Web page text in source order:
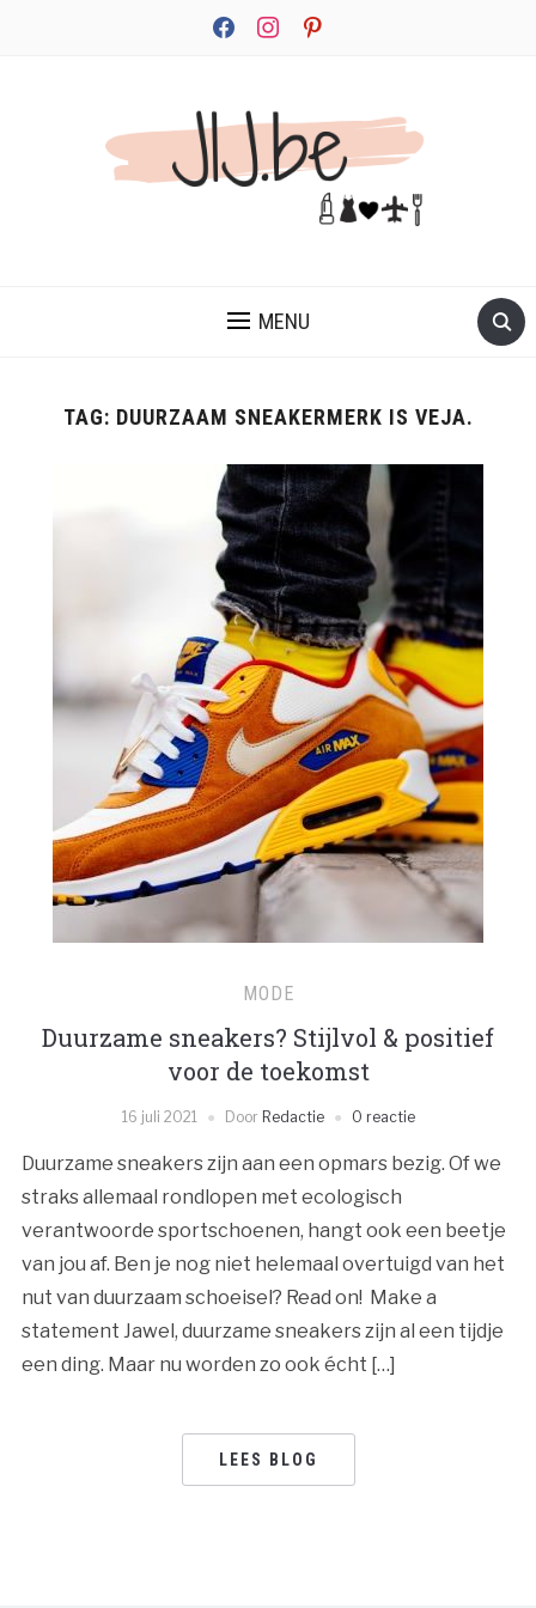
facebookinstagrampinterest
MENU
TAG: DUURZAAM SNEAKERMERK IS VEJA.
MODE
Duurzame sneakers? Stijlvol & positief
voor de toekomst
16 juli 2021 Door Redactie 0 reactie
Duurzame sneakers zijn aan een opmars bezig. Of we
straks allemaal rondlopen met ecologisch
verantwoorde sportschoenen, hangt ook een beetje
van jou af. Ben je nog niet helemaal overtuigd van het
nut van duurzaam schoeisel? Read on! Make a
statement Jawel, duurzame sneakers zijn al een tijdje
een ding. Maar nu worden zo ook écht […]
LEES BLOG